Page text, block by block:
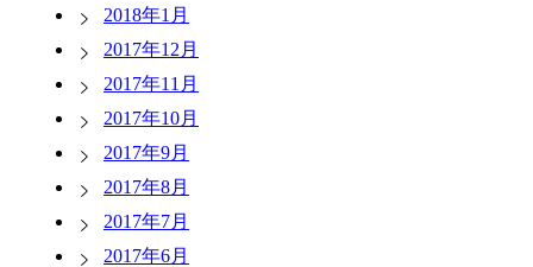
2018年1月
2017年12月
2017年11月
2017年10月
2017年9月
2017年8月
2017年7月
2017年6月